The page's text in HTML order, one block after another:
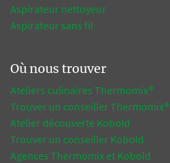
Aspirateur nettoyeur
Aspirateur sans fil
Où nous trouver
Ateliers culinaires Thermomix®
Trouver un conseiller Thermomix®
Atelier découverte Kobold
Trouver un conseiller Kobold
Agences Thermomix et Kobold